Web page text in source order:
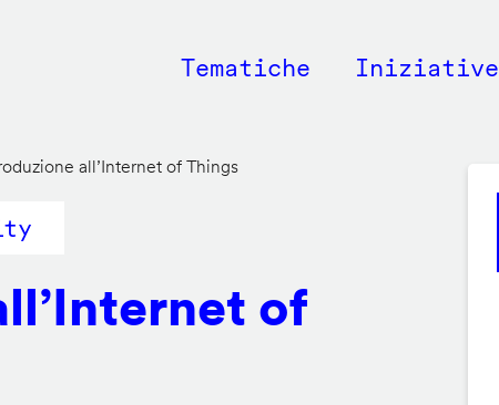
Main
Tematiche Iniziative
all’Internet of Things
of